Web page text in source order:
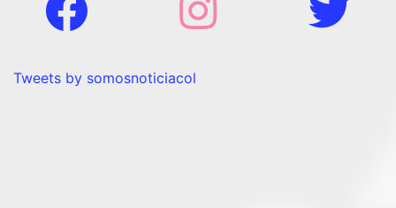
Tweets by somosnoticiacol